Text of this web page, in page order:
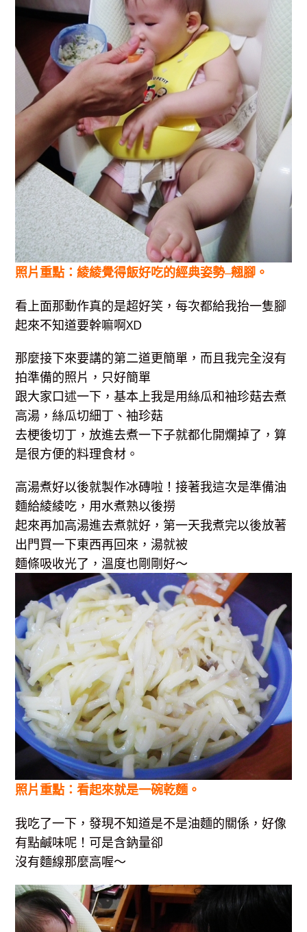
照片重點：綾綾覺得飯好吃的經典姿勢–翹腳。
看上面那動作真的是超好笑，每次都給我抬一隻腳
起來不知道要幹嘛啊XD
那麼接下來要講的第二道更簡單，而且我完全沒有
拍準備的照片，只好簡單
跟大家口述一下，基本上我是用絲瓜和袖珍菇去煮
高湯，絲瓜切細丁、袖珍菇
去梗後切丁，放進去煮一下子就都化開爛掉了，算
是很方便的料理食材。
高湯煮好以後就製作冰磚啦！接著我這次是準備油
麵給綾綾吃，用水煮熟以後撈
起來再加高湯進去煮就好，第一天我煮完以後放著
出門買一下東西再回來，湯就被
麵條吸收光了，溫度也剛剛好～
照片重點：看起來就是一碗乾麵。
我吃了一下，發現不知道是不是油麵的關係，好像
有點鹹味呢！可是含鈉量卻
沒有麵線那麼高喔～